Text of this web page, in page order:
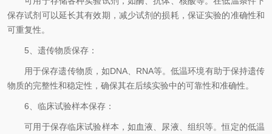
保存试剂可以延长其有效期，减少试剂的损耗，保证实验的准确性和
可重复性。
5、遗传物质保存：
用于保存遗传物质，如DNA、RNA等。低温环境有助于保持遗传
物质的完整性和稳定性，确保其在后续实验中的可靠性和准确性。
6、临床试验样本保存：
可用于保存临床试验样本，如血液、尿液、组织等。恒定的低温